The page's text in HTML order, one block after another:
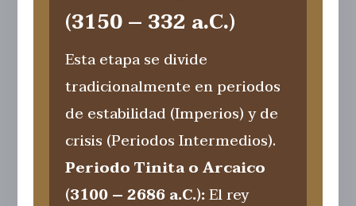
(3150 – 332 a.C.)
Esta etapa se divide
tradicionalmente en periodos
de estabilidad (Imperios) y de
crisis (Periodos Intermedios).
Periodo Tinita o Arcaico
(3100 – 2686 a.C.):El rey